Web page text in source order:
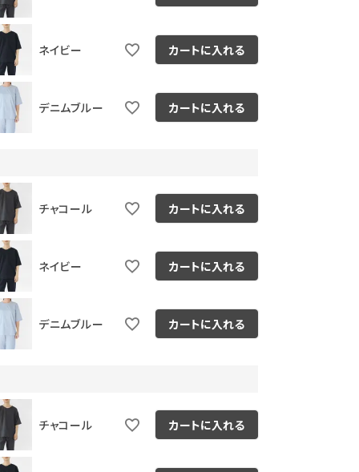
ネイビー カートに入れる
デニムブルー カートに入れる
チャコール カートに入れる
ネイビー カートに入れる
デニムブルー カートに入れる
チャコール カートに入れる